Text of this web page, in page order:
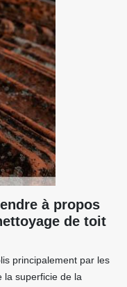
à propos
de toit
principalement par les
la superficie de la